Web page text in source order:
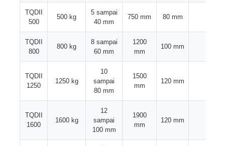
garis ekstrusi kawat
Mesin Twist Stranding Ganda
Mesin Lapis Baja
TQDII
500
500 kg
5 sampai
40 mm
750 mm 80 mm
TQDII
800
800 kg
8 sampai
60 mm
1200
mm
100 mm
TQDII
1250
1250 kg
10
sampai
80 mm
1500
mm
120 mm
TQDII
1600
1600 kg
12
sampai
100 mm
1900
mm
120 mm